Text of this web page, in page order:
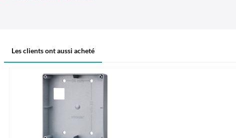
Les clients ont aussi acheté